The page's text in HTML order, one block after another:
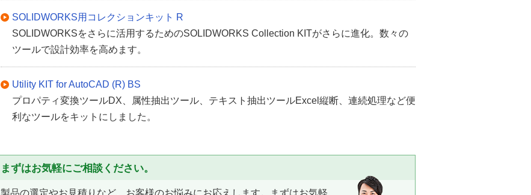
SOLIDWORKS用コレクションキット R
SOLIDWORKSをさらに活用するためのSOLIDWORKS Collection KITがさらに進化。数々の
ツールで設計効率を高めます。
Utility KIT for AutoCAD (R) BS
プロパティ変換ツールDX、属性抽出ツール、テキスト抽出ツールExcel縦断、連続処理など便
利なツールをキットにしました。
まずはお気軽にご相談ください。